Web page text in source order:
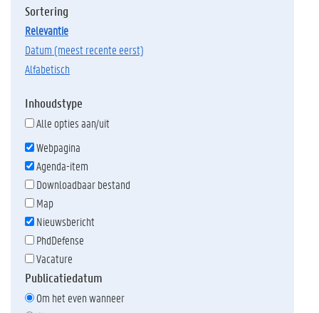
Sortering
relevantie
datum (meest recente eerst)
alfabetisch
Inhoudstype
Alle opties aan/uit
Webpagina
Agenda-item
Downloadbaar bestand
Map
Nieuwsbericht
PhdDefense
Vacature
Publicatiedatum
Om het even wanneer